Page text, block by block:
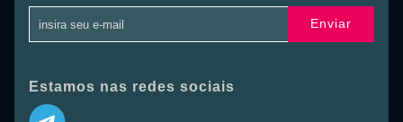
Enviar
Estamos nas redes sociais